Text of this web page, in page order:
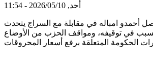
أحد, 2026/05/10 - 11:54
أحمدو امباله في مقابلة مع السراج يتحدث
في توقيفه، ومواقف الحزب من الأوضاع